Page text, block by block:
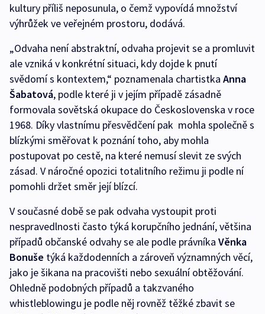
kultury příliš neposunula, o čemž vypovídá množství
výhrůžek ve veřejném prostoru, dodává.
„Odvaha není abstraktní, odvaha projevit se a promluvit
ale vzniká v konkrétní situaci, kdy dojde k pnutí
svědomí s kontextem,“ poznamenala chartistka Anna
Šabatová, podle které ji v jejím případě zásadně
formovala sovětská okupace do Československa v roce
1968. Díky vlastnímu přesvědčení pak mohla společně s
blízkými směřovat k poznání toho, aby mohla
postupovat po cestě, na které nemusí slevit ze svých
zásad. V náročné opozici totalitního režimu ji podle ní
pomohli držet směr její blízcí.
V současné době se pak odvaha vystoupit proti
nespravedlnosti často týká korupčního jednání, většina
případů občanské odvahy se ale podle právníka Věnka
Bonuše týká každodenních a zároveň významných věcí,
jako je šikana na pracovišti nebo sexuální obtěžování.
Ohledně podobných případů a takzvaného
whistleblowingu je podle něj rovněž těžké zbavit se